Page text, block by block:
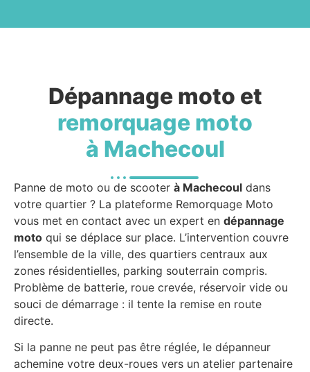
Dépannage moto et
remorquage moto
à Machecoul
Panne de moto ou de scooter à Machecoul dans
votre quartier ? La plateforme Remorquage Moto
vous met en contact avec un expert en dépannage
moto qui se déplace sur place. L’intervention couvre
l’ensemble de la ville, des quartiers centraux aux
zones résidentielles, parking souterrain compris.
Problème de batterie, roue crevée, réservoir vide ou
souci de démarrage : il tente la remise en route
directe.
Si la panne ne peut pas être réglée, le dépanneur
achemine votre deux-roues vers un atelier partenaire